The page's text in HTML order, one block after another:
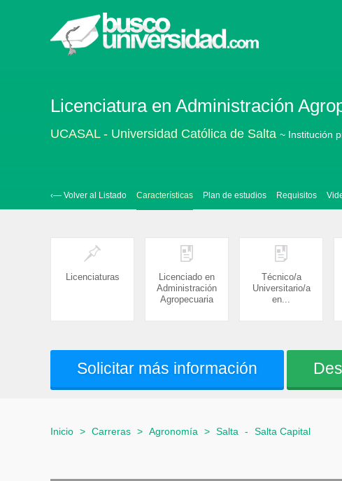
Licenciatura en Administración
UCASAL - Universidad Católica de Salta ~ Institución
‹— Volver al Listado Características Plan de estudios Requisitos
Licenciaturas
Licenciado en
Administración
Agropecuaria
Técnico/a
Universitario/a
en...
Solicitar más información
Inicio > Carreras > Agronomía > Salta - Salta Capital